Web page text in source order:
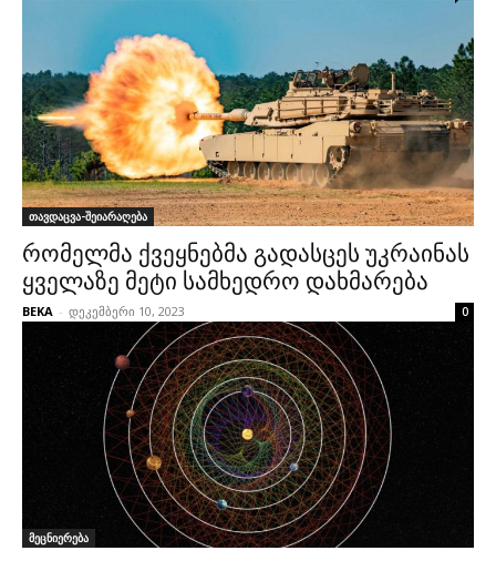
თავდაცვა-შეიარაღება
რომელმა ქვეყნებმა გადასცეს უკრაინას
ყველაზე მეტი სამხედრო დახმარება
BEKA - დეკემბერი 10, 2023 0
მეცნიერება